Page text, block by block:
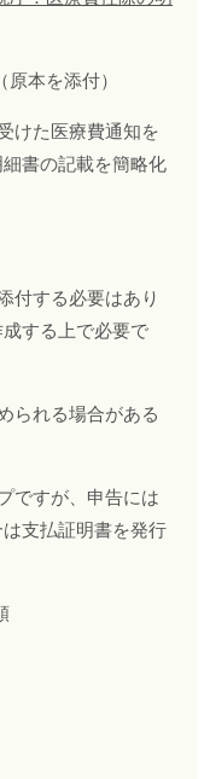
本を添付）
けた医療費通知を
書の記載を簡略化
付する必要はあり
する上で必要で
られる場合がある
ですが、申告には
支払証明書を発行